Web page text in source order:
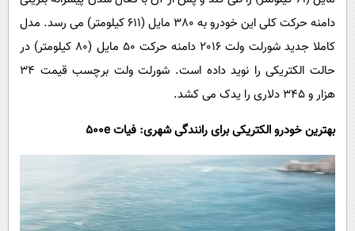
دامنه حرکت کلی این خودرو به 380 مایل (611 کیلومتر) می رسد. مدل
کاملا جدید شورلت ولت 2016 دامنه حرکت 50 مایل (80 کیلومتر) در
حالت الکتریکی را نوید داده است. شورلت ولت برچسب قیمت 34
هزار و 345 دلاری را یدک می کشد.
بهترین خودرو الکتریکی برای رانندگی شهری: فیات500e